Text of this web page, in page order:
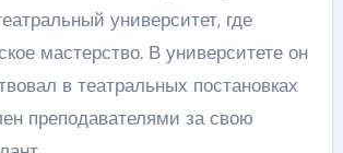
университет, где
мастерство. В университете он
в театральных постановках
преподавателями за свою